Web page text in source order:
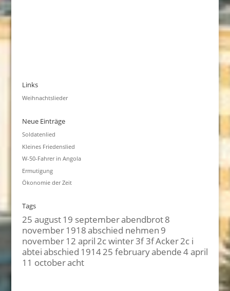
Links
Weihnachtslieder
Neue Einträge
Soldatenlied
Kleines Friedenslied
W-50-Fahrer in Angola
Ermutigung
Ökonomie der Zeit
Tags
25 august19 septemberabendbrot8
november1918abschied nehmen 9
november12 april2c winter3f 3fAcker2c i
abteiabschied 191425 februaryabende4 april
11 octoberacht